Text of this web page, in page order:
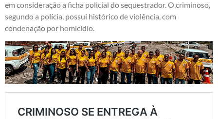
em consideração a ficha policial do sequestrador. O criminoso,
segundo a polícia, possui histórico de violência, com
condenação por homicídio.